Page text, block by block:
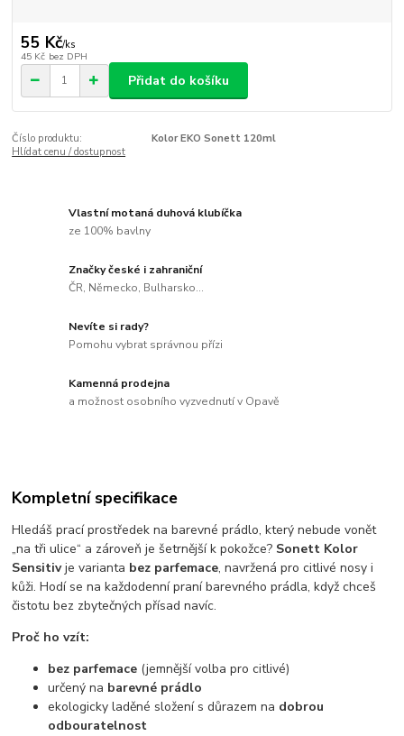
55 Kč/ks
45 Kč bez DPH
Přidat do košíku
Číslo produktu:
Kolor EKO Sonett 120ml
Hlídat cenu / dostupnost
Vlastní motaná duhová klubíčka
ze 100% bavlny
Značky české i zahraniční
ČR, Německo, Bulharsko...
Nevíte si rady?
Pomohu vybrat správnou přízi
Kamenná prodejna
a možnost osobního vyzvednutí v Opavě
Kompletní specifikace
Hledáš prací prostředek na barevné prádlo, který nebude vonět
„na tři ulice“ a zároveň je šetrnější k pokožce? Sonett Kolor
Sensitivje varianta bez parfemace, navržená pro citlivé nosy i
kůži. Hodí se na každodenní praní barevného prádla, když chceš
čistotu bez zbytečných přísad navíc.
Proč ho vzít:
bez parfemace (jemnější volba pro citlivé)
určený na barevné prádlo
ekologicky laděné složení s důrazem na dobrou
odbouratelnost